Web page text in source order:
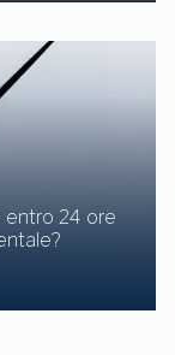
entro 24 ore